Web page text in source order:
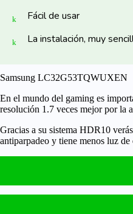
Fácil de usar
La instalación, muy
Samsung LC32G53TQWUXEN
En el mundo del gaming es
resolución 1.7 veces mejor por la
Gracias a su sistema HDR10
antiparpadeo y tiene menos luz